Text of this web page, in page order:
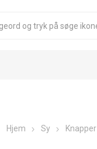
Hjem Sy Knapper